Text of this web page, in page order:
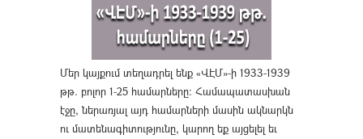
Մեր կայքում տեղադրել ենք «ՎԷՄ»-ի 1933-1939
թթ. բոլոր 1-25 համարները։ Համապատասխան
էջը, ներառյալ այդ համարների մասին ակնարկն
ու մատենագիտությունը, կարող եք այցելել եւ